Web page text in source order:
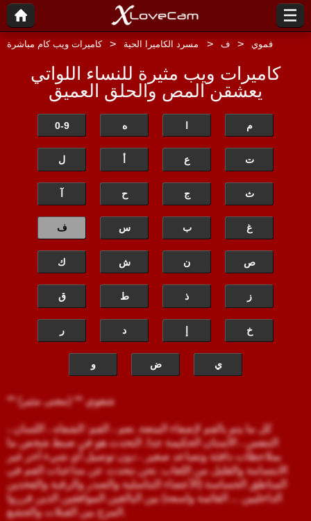
كاميرات ويب كام مباشرة مسرد الكاميرا الحية ف فموي
كاميرات ويب مثيرة للنساء اللواتي
يعشقن المص والحلق العميق
0-9 ه م
ل ع ت
ح ج ث
ف س ب غ
ك ش ن ص
ق ط ذ ز
ر د خ
و ض ي
** شفوي ** (معنى مثير)
كل ما يتم بالفم لإضفاء المتعة. نعم ، الفم: الشفاه ، اللسان ،
التنفس ، الأسنان الحكيمة جدا. التحدث هو فن ضبط شخص ما
بملاحظات دافئة وتصاعد صغير ، دون توصيل أي شيء آخر غير
الابتسامة والقليل من اللعاب. نحن نتحدث عن مداعبات الفم في
المناطق الحساسة (الأعضاء التناسلية والصدر والرقبة والفخذين
الداخليين ... القائمة واسعة) بين البالغين الموافقين الذين قرروا